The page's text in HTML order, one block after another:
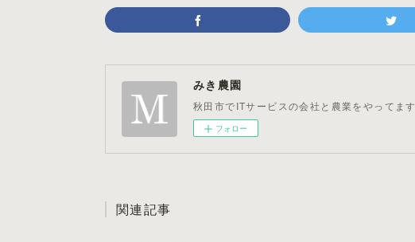
みき農園
秋田市でITサービスの会社と農業をやってます
フォロー
関連記事